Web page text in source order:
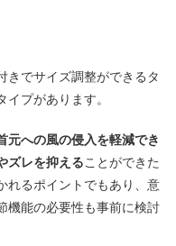
きでサイズ調整ができるタ
プがあります。
元への風の侵入を軽減でき
ズレを抑えることができた
れるポイントでもあり、意
機能の必要性も事前に検討